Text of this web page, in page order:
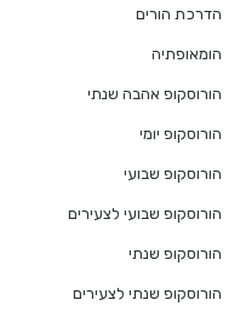
הדרכת הורים
הומאופתיה
הורוסקופ אהבה שנתי
הורוסקופ יומי
הורוסקופ שבועי
הורוסקופ שבועי לצעירים
הורוסקופ שנתי
הורוסקופ שנתי לצעירים